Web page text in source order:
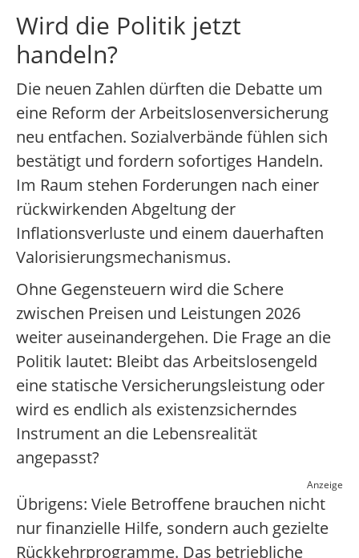
Wird die Politik jetzt
handeln?
Die neuen Zahlen dürften die Debatte um
eine Reform der Arbeitslosenversicherung
neu entfachen. Sozialverbände fühlen sich
bestätigt und fordern sofortiges Handeln.
Im Raum stehen Forderungen nach einer
rückwirkenden Abgeltung der
Inflationsverluste und einem dauerhaften
Valorisierungsmechanismus.
Ohne Gegensteuern wird die Schere
zwischen Preisen und Leistungen 2026
weiter auseinandergehen. Die Frage an die
Politik lautet: Bleibt das Arbeitslosengeld
eine statische Versicherungsleistung oder
wird es endlich als existenzsicherndes
Instrument an die Lebensrealität
angepasst?
Anzeige
Übrigens: Viele Betroffene brauchen nicht
nur finanzielle Hilfe, sondern auch gezielte
Rückkehrprogramme. Das betriebliche